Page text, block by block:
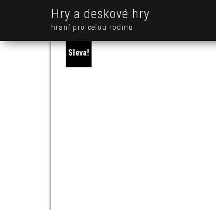
Hry a deskové hry
hraní pro celou rodinu
Sleva!